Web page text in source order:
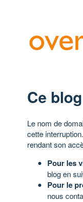
Ce
Le nom de
cette
rendant son
Pour les
blog en
Pour le
nous